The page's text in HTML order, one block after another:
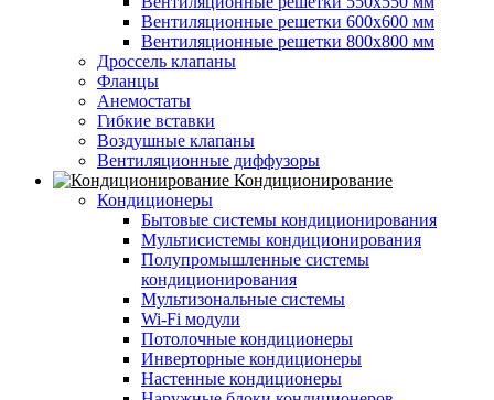
Вентиляционные решетки 600х600 мм
Вентиляционные решетки 800х800 мм
Дроссель клапаны
Фланцы
Анемостаты
Гибкие вставки
Воздушные клапаны
Вентиляционные диффузоры
Кондиционирование
Кондиционеры
Бытовые системы кондиционирования
Мультисистемы кондиционирования
Полупромышленные системы
кондиционирования
Мультизональные системы
Wi-Fi модули
Потолочные кондиционеры
Инверторные кондиционеры
Настенные кондиционеры